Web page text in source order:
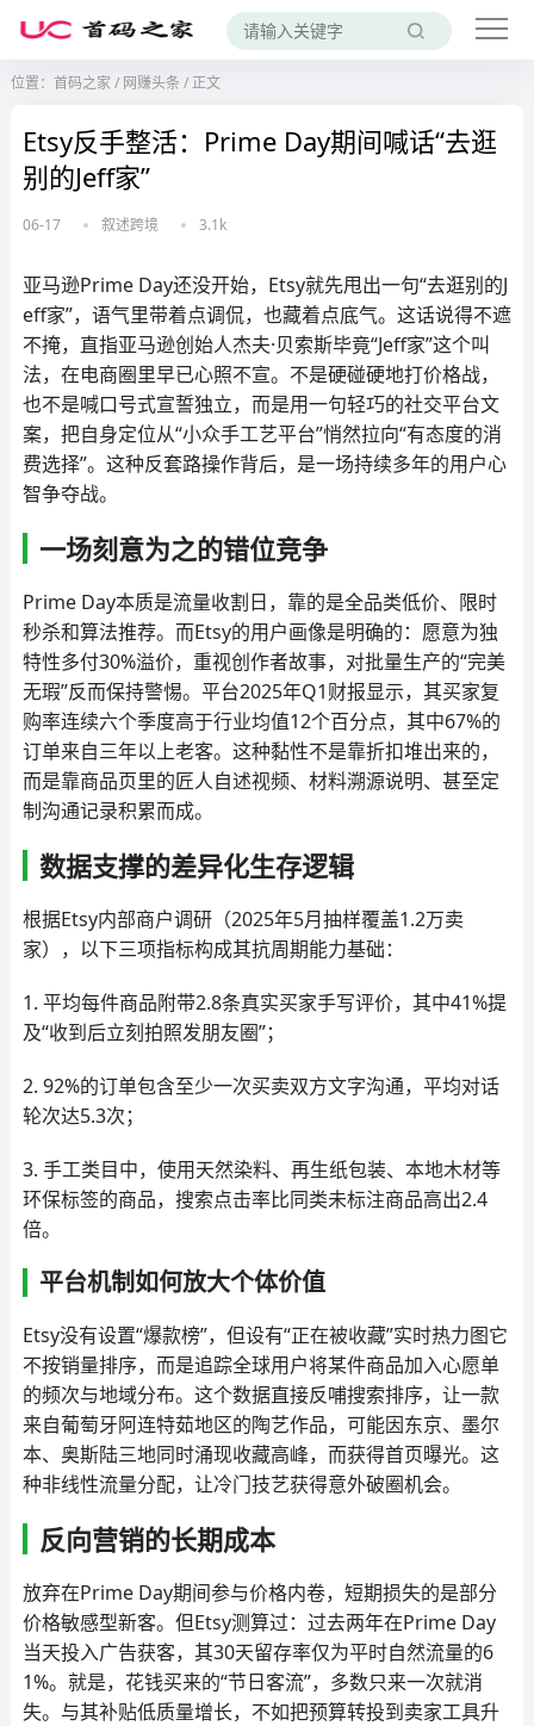
位置： 首码之家 / 网赚头条 /正文
Etsy反手整活：Prime Day期间喊话“去逛
别的Jeff家”
06-17 叙述跨境 3.1k
亚马逊Prime Day还没开始，Etsy就先甩出一句“去逛别的J
eff家”，语气里带着点调侃，也藏着点底气。这话说得不遮
不掩，直指亚马逊创始人杰夫·贝索斯毕竟“Jeff家”这个叫
法，在电商圈里早已心照不宣。不是硬碰硬地打价格战，
也不是喊口号式宣誓独立，而是用一句轻巧的社交平台文
案，把自身定位从“小众手工艺平台”悄然拉向“有态度的消
费选择”。这种反套路操作背后，是一场持续多年的用户心
智争夺战。
一场刻意为之的错位竞争
Prime Day本质是流量收割日，靠的是全品类低价、限时
秒杀和算法推荐。而Etsy的用户画像是明确的：愿意为独
特性多付30%溢价，重视创作者故事，对批量生产的“完美
无瑕”反而保持警惕。平台2025年Q1财报显示，其买家复
购率连续六个季度高于行业均值12个百分点，其中67%的
订单来自三年以上老客。这种黏性不是靠折扣堆出来的，
而是靠商品页里的匠人自述视频、材料溯源说明、甚至定
制沟通记录积累而成。
数据支撑的差异化生存逻辑
根据Etsy内部商户调研（2025年5月抽样覆盖1.2万卖
家），以下三项指标构成其抗周期能力基础：
1. 平均每件商品附带2.8条真实买家手写评价，其中41%提
及“收到后立刻拍照发朋友圈”；
2. 92%的订单包含至少一次买卖双方文字沟通，平均对话
轮次达5.3次；
3. 手工类目中，使用天然染料、再生纸包装、本地木材等
环保标签的商品，搜索点击率比同类未标注商品高出2.4
倍。
平台机制如何放大个体价值
Etsy没有设置“爆款榜”，但设有“正在被收藏”实时热力图它
不按销量排序，而是追踪全球用户将某件商品加入心愿单
的频次与地域分布。这个数据直接反哺搜索排序，让一款
来自葡萄牙阿连特茹地区的陶艺作品，可能因东京、墨尔
本、奥斯陆三地同时涌现收藏高峰，而获得首页曝光。这
种非线性流量分配，让冷门技艺获得意外破圈机会。
反向营销的长期成本
放弃在Prime Day期间参与价格内卷，短期损失的是部分
价格敏感型新客。但Etsy测算过：过去两年在Prime Day
当天投入广告获客，其30天留存率仅为平时自然流量的6
1%。就是，花钱买来的“节日客流”，多数只来一次就消
失。与其补贴低质量增长，不如把预算转投到卖家工具升